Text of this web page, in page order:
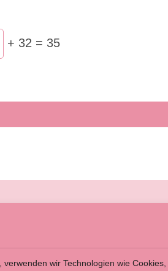
wir Technologien wie Cookies,
+ 32 = 35
ALLGEMEINE